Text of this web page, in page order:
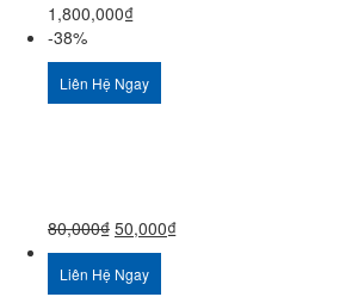
1,800,000₫
-38%
Liên Hệ Ngay
80,000₫ 50,000₫
Liên Hệ Ngay